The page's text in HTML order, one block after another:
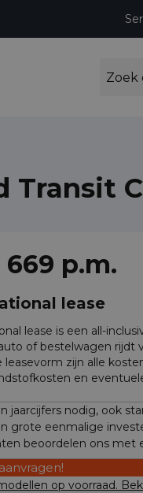
Transit
p.m.
lease
lease is een all-
of bestelwagen rijdt
leasevorm zijn alle
en
jaarcijfers nodig, ook
grote eenmalige
beoordelen ons met
op voorraad.